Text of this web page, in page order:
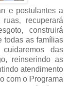
e postulantes a
recuperará
construirá
todas as famílias
das
reinserindo as
atendimento
com o Programa